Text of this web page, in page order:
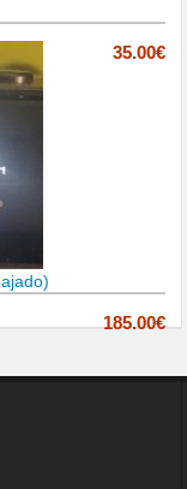
35.00€
185.00€